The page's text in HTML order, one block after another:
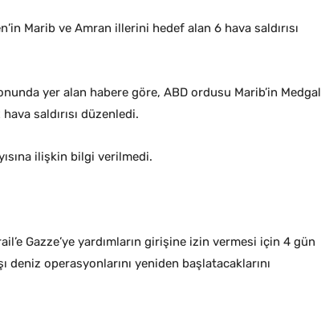
Marib ve Amran illerini hedef alan 6 hava saldırısı
yer alan habere göre, ABD ordusu Marib’in Medgal
saldırısı düzenledi.
ilişkin bilgi verilmedi.
Gazze’ye yardımların girişine izin vermesi için 4 gün
deniz operasyonlarını yeniden başlatacaklarını